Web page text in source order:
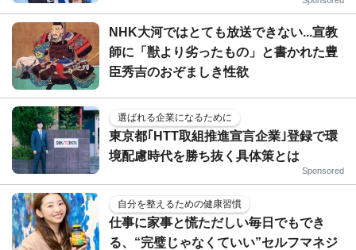
NHK大河ではとても放送できない...宣教
師に「獣より劣ったもの」と書かれた豊
臣秀吉のおぞましき性欲
選ばれる企業になるために
東京都｢HTT取組推進宣言企業｣登録で環
境配慮時代を勝ち抜く具体策とは
Sponsored
自分を整えるための健康習慣
仕事に家事と慌ただしい毎日でもでき
る、“完璧じゃなくていい”セルフマネジ